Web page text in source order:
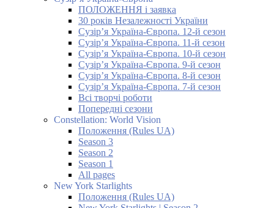
ПОЛОЖЕННЯ і заявка
30 років Незалежності України
Сузір’я Україна-Європа. 12-й сезон
Сузір’я Україна-Європа. 11-й сезон
Сузір’я Україна-Європа. 10-й сезон
Сузір’я Україна-Європа. 9-й сезон
Сузір’я Україна-Європа. 8-й сезон
Сузір’я Україна-Європа. 7-й сезон
Всі творчі роботи
Попередні сезони
Constellation: World Vision
Положення (Rules UA)
Season 3
Season 2
Season 1
All pages
New York Starlights
Положення (Rules UA)